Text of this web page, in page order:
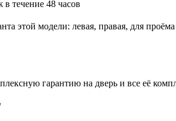
в течение 48 часов
этой модели: левая, правая, для
гарантию на дверь и все её